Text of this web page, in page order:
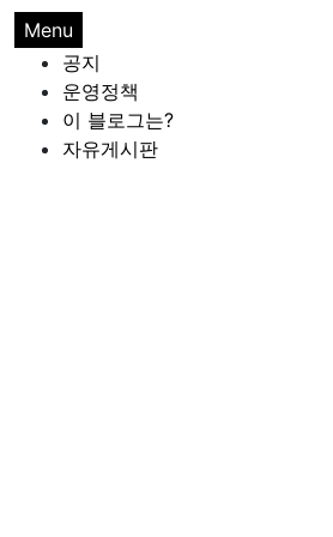
Menu
공지
운영정책
이 블로그는?
자유게시판